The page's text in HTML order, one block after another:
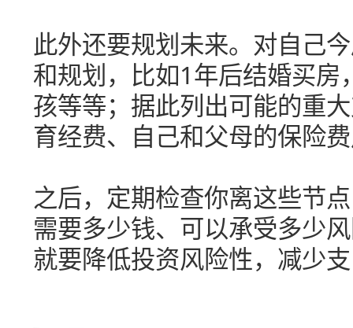
此外还要规划未来。对自己
和规划，比如1年后结婚买
孩等等；据此列出可能的重
育经费、自己和父母的保险
之后，定期检查你离这些节
需要多少钱、可以承受多少
就要降低投资风险性，减少